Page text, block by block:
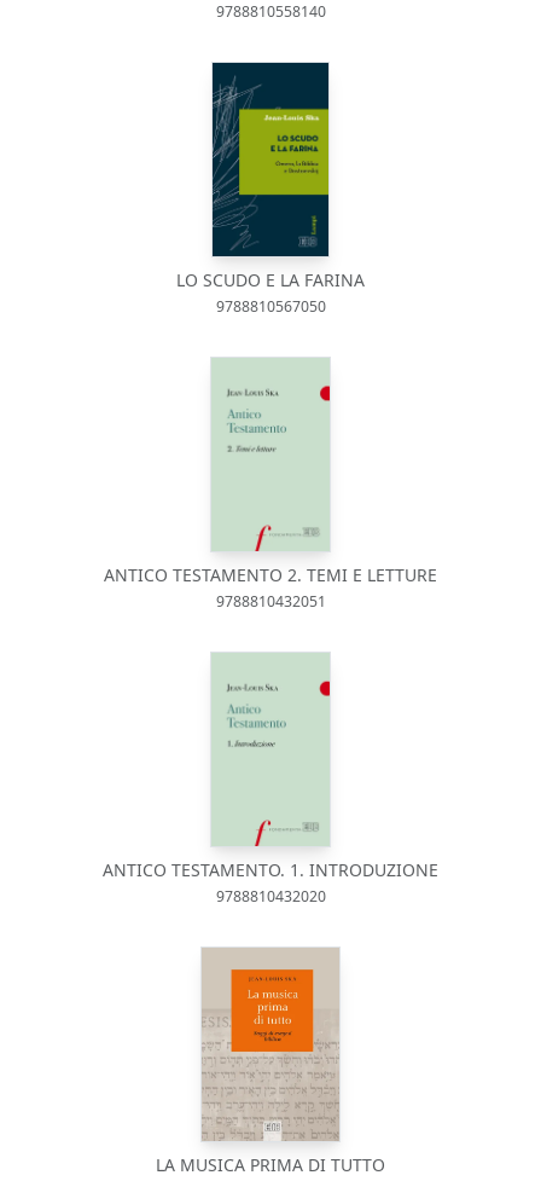
9788810558140
LO SCUDO E LA FARINA
9788810567050
ANTICO TESTAMENTO 2. TEMI E LETTURE
9788810432051
ANTICO TESTAMENTO. 1. INTRODUZIONE
9788810432020
LA MUSICA PRIMA DI TUTTO